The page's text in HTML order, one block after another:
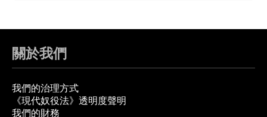
關於我們
我們的治理方式
《現代奴役法》透明度聲明
我們的財務